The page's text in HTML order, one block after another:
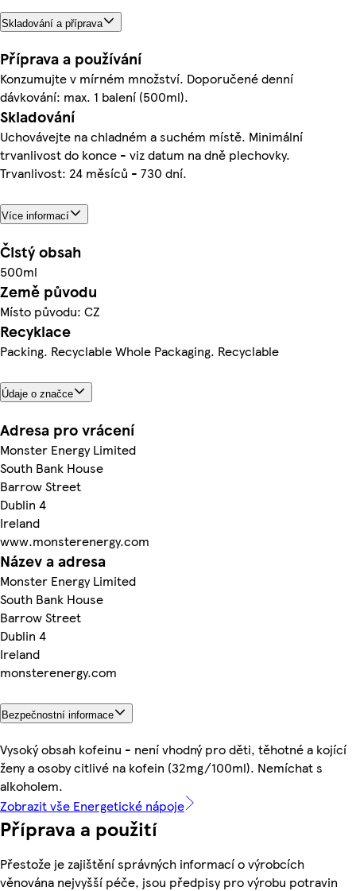
Skladování a příprava
Příprava a používání
Konzumujte v mírném množství. Doporučené denní
dávkování: max. 1 balení (500ml).
Skladování
Uchovávejte na chladném a suchém místě. Minimální
trvanlivost do konce - viz datum na dně plechovky.
Trvanlivost: 24 měsíců - 730 dní.
Více informací
Čistý obsah
500ml
Země původu
Místo původu: CZ
Recyklace
Packing. Recyclable Whole Packaging. Recyclable
Údaje o značce
Adresa pro vrácení
Monster Energy Limited
South Bank House
Barrow Street
Dublin 4
Ireland
www.monsterenergy.com
Název a adresa
Monster Energy Limited
South Bank House
Barrow Street
Dublin 4
Ireland
monsterenergy.com
Bezpečnostní informace
Vysoký obsah kofeinu - není vhodný pro děti, těhotné a kojící
ženy a osoby citlivé na kofein (32mg/100ml). Nemíchat s
alkoholem.
Zobrazit vše Energetické nápoje
Příprava a použití
Přestože je zajištění správných informací o výrobcích
věnována nejvyšší péče, jsou předpisy pro výrobu potravin